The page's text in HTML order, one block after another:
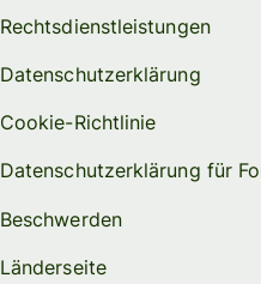
Rechtsdienstleistungen
Datenschutzerklärung
Cookie-Richtlinie
Datenschutzerklärung für
Beschwerden
Länderseite